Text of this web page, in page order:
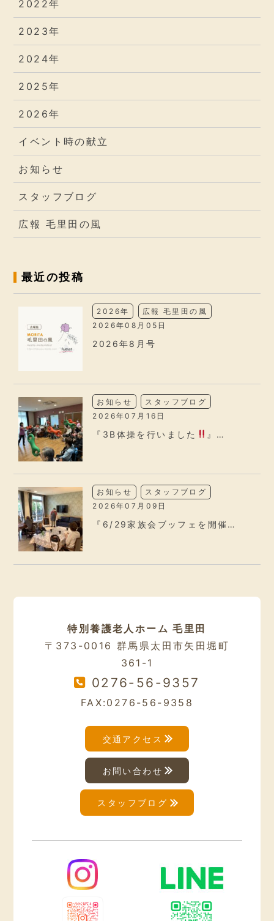
2022年
2023年
2024年
2025年
2026年
イベント時の献立
お知らせ
スタッフブログ
広報 毛里田の風
最近の投稿
2026年
広報 毛里田の風
2026年08月05日
2026年8月号
お知らせ
スタッフブログ
2026年07月16日
『3B体操を行いました 』…
お知らせ
スタッフブログ
2026年07月09日
『6/29家族会ブッフェを開催…
特別養護老人ホーム 毛里田
〒373-0016 群馬県太田市矢田堀町
361-1
0276-56-9357
FAX:0276-56-9358
交通アクセス
お問い合わせ
スタッフブログ